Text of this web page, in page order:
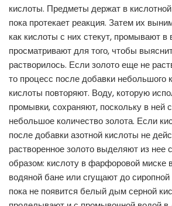
кислоты. Предметы держат в
пока протекает реакция. Затем их
как кислоты с них стекут, промывают в
просматривают для того, чтобы
растворилось. Если золото еще не
то процесс после добавки небольшого
кислоты повторяют. Воду, которую
промывки, сохраняют, поскольку в ней
небольшое количество золота. Если
после добавки азотной кислоты не
растворенное золото выделяют из
образом: кислоту в фарфоровой миске
водяной бане или сгущают до сиропной
пока не появится белый дым серной